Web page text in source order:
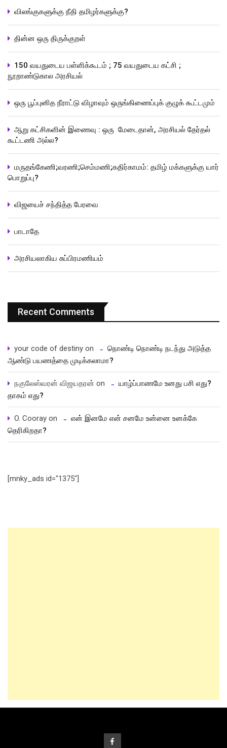
விலங்குகளுக்கு நீதி தமிழர்களுக்கு?
தின்ன ஒரு திருக்குறள்
150 வயதுடைய பள்ளிக்கூடம் ; 75 வயதுடைய கட்சி ;
நூறாண்டுகால அரசியல்
ஒரு பூப்புனித நீராட்டு விழாவும் ஒருங்கிணைப்புக் குழுக் கூட்டமும்
ஆறு கட்சிகளின் இணைவு : ஒரு மேடைதான், அரசியல் தேர்தல்
கூட்டணி அல்ல?
மருதங்கேணி;வரணி;செம்மணி;கதிர்காமம்: தமிழ் மக்களுக்கு யார்
பொறுப்பு?
விஜயைச் சந்தித்த பேரவை
பாடாதே
அரசியலாகிய சுப்பிரமணியம்
Recent Comments
your code of destiny on
நொண்டி நொண்டி நடந்து அடுத்த
ஆண்டு பயணத்தை முடிக்கலாமா?
நகுலேஸ்வரன் விஜயதரன் on
யாழ்ப்பாணமே உனது பசி எது?
தாகம் எது?
O. Cooray on
என் இனமே என் சனமே உன்னை உனக்கே
தெரிகிறதா?
[mnky_ads id="1375"]